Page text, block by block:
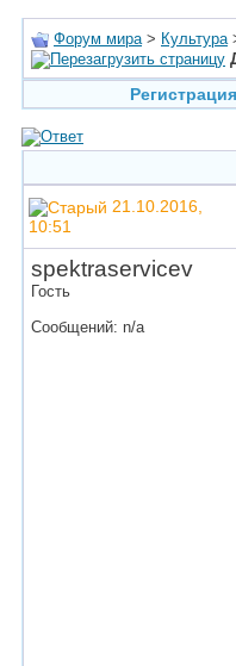
Форум мира > Культура
Регистрация
21.10.2016,
10:51
spektraservicev
Гость
Сообщений: n/a